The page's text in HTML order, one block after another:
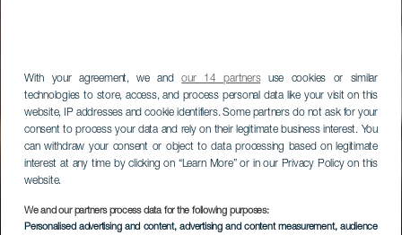
With your agreement, we andour 14 partnersuse cookies or similar
technologies to store, access, and process personal data like your visit on this
website, IP addresses and cookie identifiers. Some partners do not ask for your
consent to process your data and rely on their legitimate business interest. You
can withdraw your consent or object to data processing based on legitimate
interest at any time by clicking on “Learn More” or in our Privacy Policy on this
website.
We and our partners process data for the following purposes:
Personalised advertising and content, advertising and content measurement, audience